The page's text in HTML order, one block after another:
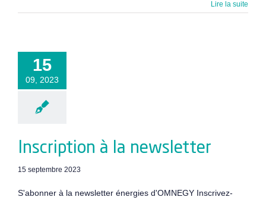
Lire la suite
15
09, 2023
Inscription à la newsletter
15 septembre 2023
S'abonner à la newsletter énergies d'OMNEGY Inscrivez-